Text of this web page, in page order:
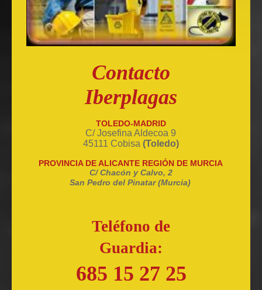
Contacto
Iberplagas
TOLEDO-MADRID
C/ Josefina Aldecoa 9
45111 Cobisa (Toledo)
PROVINCIA DE ALICANTE REGIÓN DE MURCIA
C/ Chacón y Calvo, 2
San Pedro del Pinatar (Murcia)
Teléfono de
Guardia:
685 15 27 25